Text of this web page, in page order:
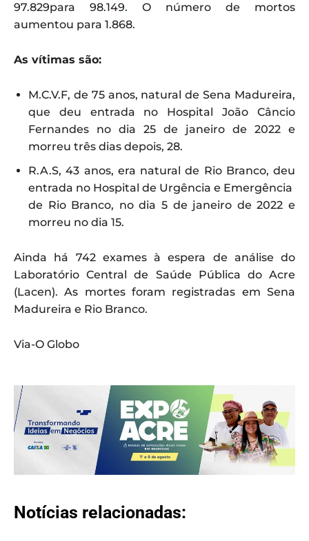
97.829para 98.149. O número de mortos
aumentou para 1.868.
As vítimas são:
M.C.V.F, de 75 anos, natural de Sena Madureira,
que deu entrada no Hospital João Câncio
Fernandes no dia 25 de janeiro de 2022 e
morreu três dias depois, 28.
R.A.S, 43 anos, era natural de Rio Branco, deu
entrada no Hospital de Urgência e Emergência
de Rio Branco, no dia 5 de janeiro de 2022 e
morreu no dia 15.
Ainda há 742 exames à espera de análise do
Laboratório Central de Saúde Pública do Acre
(Lacen). As mortes foram registradas em Sena
Madureira e Rio Branco.
Via-O Globo
Notícias relacionadas: